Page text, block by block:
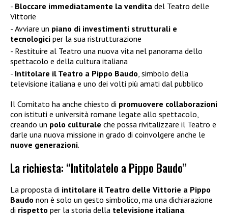
Bloccare immediatamente la vendita del Teatro delle
Vittorie
Avviare un piano di investimenti strutturali e
tecnologici per la sua ristrutturazione
Restituire al Teatro una nuova vita nel panorama dello
spettacolo e della cultura italiana
Intitolare il Teatro a Pippo Baudo , simbolo della
televisione italiana e uno dei volti più amati dal pubblico
Il Comitato ha anche chiesto di promuovere collaborazioni
con istituti e università romane legate allo spettacolo,
creando un polo culturale che possa rivitalizzare il Teatro e
darle una nuova missione in grado di coinvolgere anche le
nuove generazioni.
La richiesta: “Intitolatelo a Pippo Baudo”
La proposta di intitolare il Teatro delle Vittorie a Pippo
Baudo non è solo un gesto simbolico, ma una dichiarazione
di rispetto per la storia della televisione italiana.